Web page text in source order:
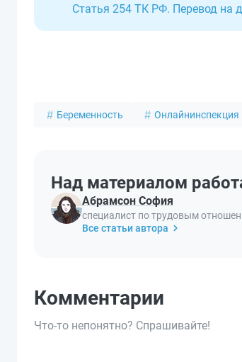
Статья 254 ТК РФ. Перевод на
Беременность Онлайнинспекция
Над материалом
Абрамсон София
специалист по трудовым
Все статьи автора
Комментарии
Что-то непонятно? Спрашивайте!